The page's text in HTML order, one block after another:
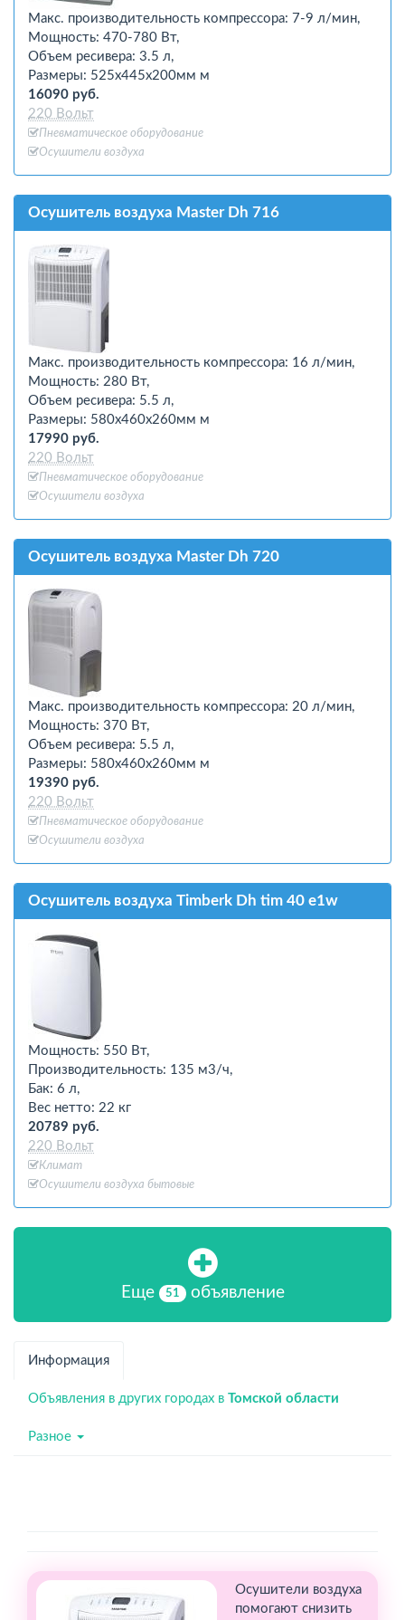
Макс. производительность компрессора: 7-9 л/мин,
Мощность: 470-780 Вт,
Объем ресивера: 3.5 л,
Размеры: 525х445х200мм м
16090 руб.
220 Вольт
Пневматическое оборудование
Осушители воздуха
Осушитель воздуха Master Dh 716
Макс. производительность компрессора: 16 л/мин,
Мощность: 280 Вт,
Объем ресивера: 5.5 л,
Размеры: 580х460х260мм м
17990 руб.
220 Вольт
Пневматическое оборудование
Осушители воздуха
Осушитель воздуха Master Dh 720
Макс. производительность компрессора: 20 л/мин,
Мощность: 370 Вт,
Объем ресивера: 5.5 л,
Размеры: 580х460х260мм м
19390 руб.
220 Вольт
Пневматическое оборудование
Осушители воздуха
Осушитель воздуха Timberk Dh tim 40 e1w
Мощность: 550 Вт,
Производительность: 135 м3/ч,
Бак: 6 л,
Вес нетто: 22 кг
20789 руб.
220 Вольт
Климат
Осушители воздуха бытовые
Еще 51 объявление
Информация
Объявления в других городах в Томской области
Разное
Осушители воздуха
помогают снизить